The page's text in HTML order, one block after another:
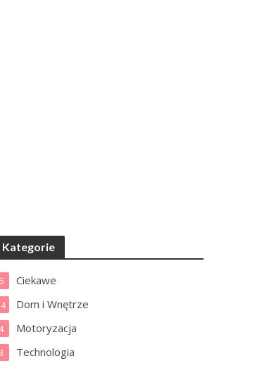
Kategorie
Ciekawe
6
Dom i Wnętrze
Motoryzacja
4
Technologia